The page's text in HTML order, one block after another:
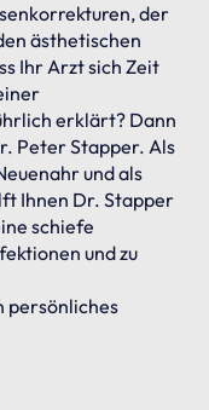
der
ästhetischen
Ihr Arzt sich Zeit
erklärt? Dann
Peter Stapper. Als
und als
Ihnen Dr. Stapper
schiefe
und zu
persönliches